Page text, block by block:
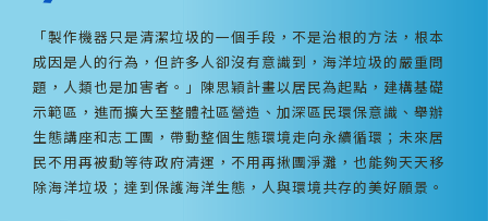
「製作機器只是清潔垃圾的一個手段，不是治根的方法，根本
成因是人的行為，但許多人卻沒有意識到，海洋垃圾的嚴重問
題，人類也是加害者。」陳思穎計畫以居民為起點，建構基礎
示範區，進而擴大至整體社區營造、加深區民環保意識、舉辦
生態講座和志工團，帶動整個生態環境走向永續循環；未來居
民不用再被動等待政府清運，不用再揪團淨灘，也能夠天天移
除海洋垃圾；達到保護海洋生態，人與環境共存的美好願景。